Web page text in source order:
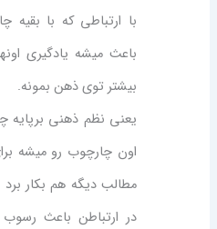
با ارتباطی که با بقیه
باعث میشه یادگیری
بیشتر توی ذهن بمونه.
یعنی نظم ذهنی برپایه
اون چارچوب رو میشه
مطالب دیگه هم بکار برد
در ارتباطن باعث